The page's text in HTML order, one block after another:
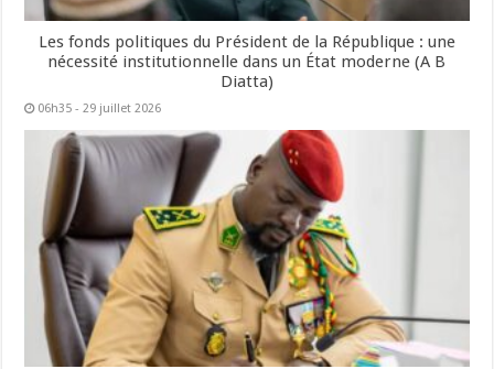
Les fonds politiques du Président de la République : une
nécessité institutionnelle dans un État moderne (A B
Diatta)
06h35 - 29 juillet 2026